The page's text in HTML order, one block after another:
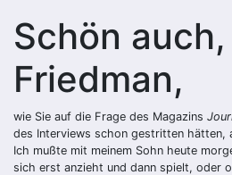
Schön
Friedman,
wie Sie auf die Frage des Magazins
des Interviews schon gestritten hätten,
Ich mußte mit meinem Sohn heute
sich erst anzieht und dann spielt, oder